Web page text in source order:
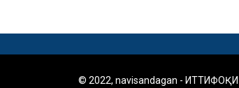
© 2022, navisandagan -